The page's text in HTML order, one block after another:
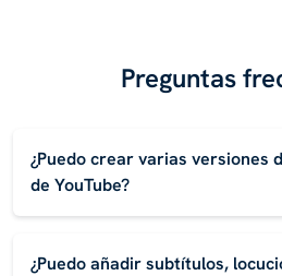
Preguntas
¿Puedo crear varias versiones
de YouTube?
¿Puedo añadir subtítulos,